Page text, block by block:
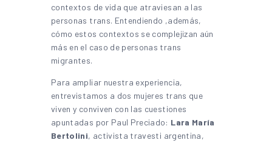
contextos de vida que atraviesan a las
personas trans. Entendiendo ,además,
cómo estos contextos se complejizan aún
más en el caso de personas trans
migrantes.
Para ampliar nuestra experiencia,
entrevistamos a dos mujeres trans que
viven y conviven con las cuestiones
apuntadas por Paul Preciado: Lara María
Bertolini, activista travesti argentina,